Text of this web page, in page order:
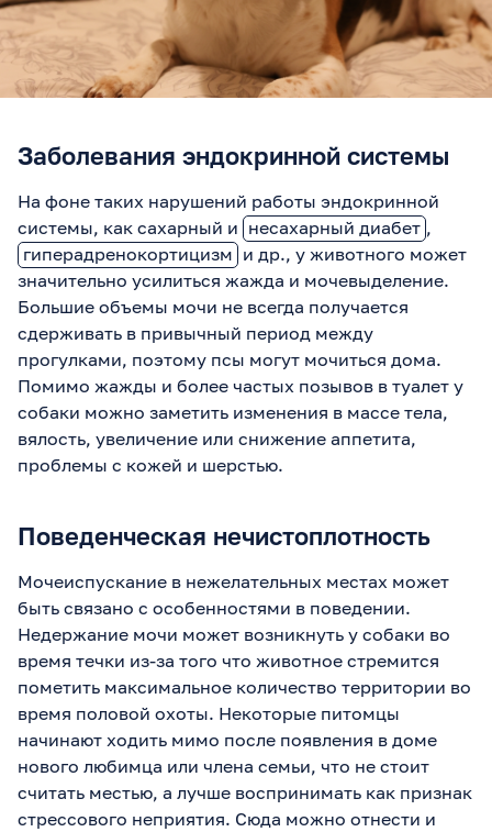
Заболевания эндокринной системы
На фоне таких нарушений работы эндокринной
системы, как сахарный и несахарный диабет ,
гиперадренокортицизм и др., у животного может
значительно усилиться жажда и мочевыделение.
Большие объемы мочи не всегда получается
сдерживать в привычный период между
прогулками, поэтому псы могут мочиться дома.
Помимо жажды и более частых позывов в туалет у
собаки можно заметить изменения в массе тела,
вялость, увеличение или снижение аппетита,
проблемы с кожей и шерстью.
Поведенческая нечистоплотность
Мочеиспускание в нежелательных местах может
быть связано с особенностями в поведении.
Недержание мочи может возникнуть у собаки во
время течки из-за того что животное стремится
пометить максимальное количество территории во
время половой охоты. Некоторые питомцы
начинают ходить мимо после появления в доме
нового любимца или члена семьи, что не стоит
считать местью, а лучше воспринимать как признак
стрессового неприятия. Сюда можно отнести и